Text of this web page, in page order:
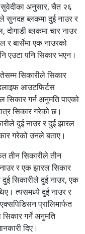
सुवेदीका अनुसार, चैत २६
सुनदह ब्लकमा दुई नाउर र
ब्लकमा चार नाउर
बार्सेमा एक नाउरको
एउटा पनि सिकार भएन।
सिकारीले सिकार
आउटफिर्टस
सिकार गर्न अनुमति पाएको
सिकार गरेको छ।
दुई नाउर र दुई झारल
गरेको उनले बताए।
तीन सिकारीले तीन
र एक झारल सिकार
सिकारीले दुई नाउर, एक
त्यसमध्ये दुई नाउर र
प्रालिमार्फत
गर्ने अनुमति
दिए।